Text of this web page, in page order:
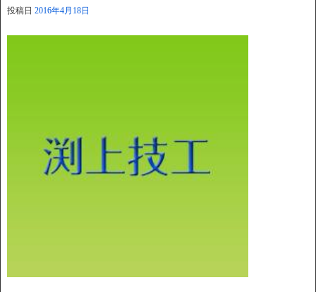
投稿日 2016年4月18日